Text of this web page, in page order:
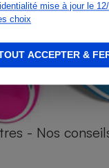
mise à jour le
choix
ACCEPTER &
- Nos